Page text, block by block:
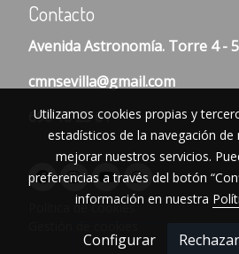
Contacto
Avenida Astronomía. Torre 4 -
cmnsevilla@gmail.com
696 18 25 61
Política de cookies
Utilizamos cookies propias y
estadísticos de la navegación
mejorar nuestros servicios.
preferencias a través del botón
información en nuestra
Configurar Rechazar